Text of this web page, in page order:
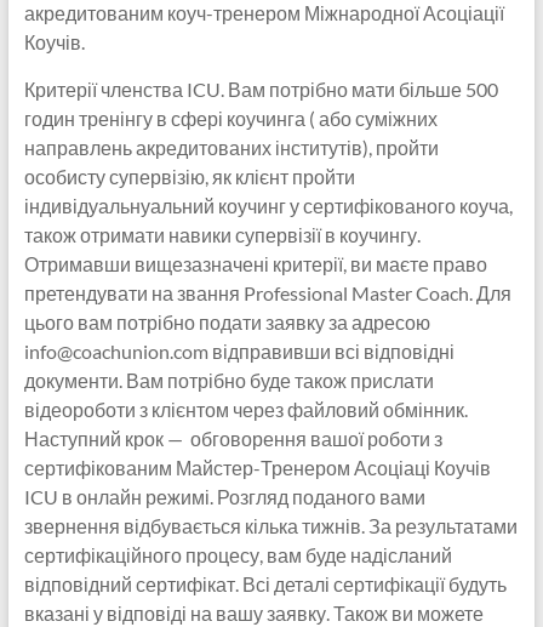
акредитованим коуч-тренером Міжнародної Асоціації
Коучів.
Критерії членства ICU. Вам потрібно мати більше 500
годин тренінгу в сфері коучинга ( або суміжних
направлень акредитованих інститутів), пройти
особисту супервізію, як клієнт пройти
індивідуальнуальний коучинг у сертифікованого коуча,
також отримати навики супервізії в коучингу.
Отримавши вищезазначені критерії, ви маєте право
претендувати на звання Professional Master Coach. Для
цього вам потрібно подати заявку за адресою
info@coachunion.com відправивши всі відповідні
документи. Вам потрібно буде також прислати
відеороботи з клієнтом через файловий обмінник.
Наступний крок — обговорення вашої роботи з
сертифікованим Майстер-Тренером Асоціаці Коучів
ICU в онлайн режимі. Розгляд поданого вами
звернення відбувається кілька тижнів. За результатами
сертифікаційного процесу, вам буде надісланий
відповідний сертифікат. Всі деталі сертифікації будуть
вказані у відповіді на вашу заявку. Також ви можете